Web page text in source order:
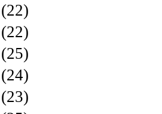
(22)
(22)
(25)
(24)
(23)